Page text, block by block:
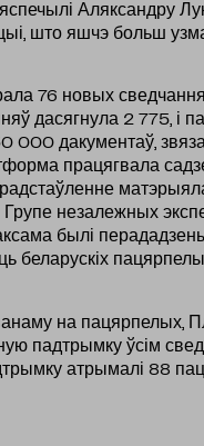
Аляксандру
што яшчэ больш
76 новых
дасягнула 2 775,
дакументаў,
працягвала
Групе незалежных
былі
беларускіх
на пацярпелых,
падтрымку ўсім
атрымалі 88